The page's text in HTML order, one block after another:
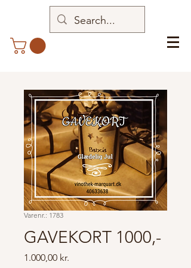
Varenr.: 1783
GAVEKORT 1000,-
1.000,00 kr.